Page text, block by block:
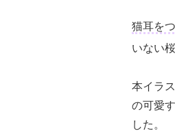
猫耳を
いない
本イラ
の可愛
した。